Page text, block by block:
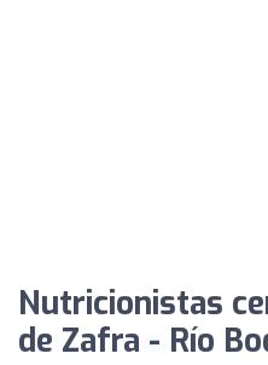
Nutricionistas
de Zafra - Río